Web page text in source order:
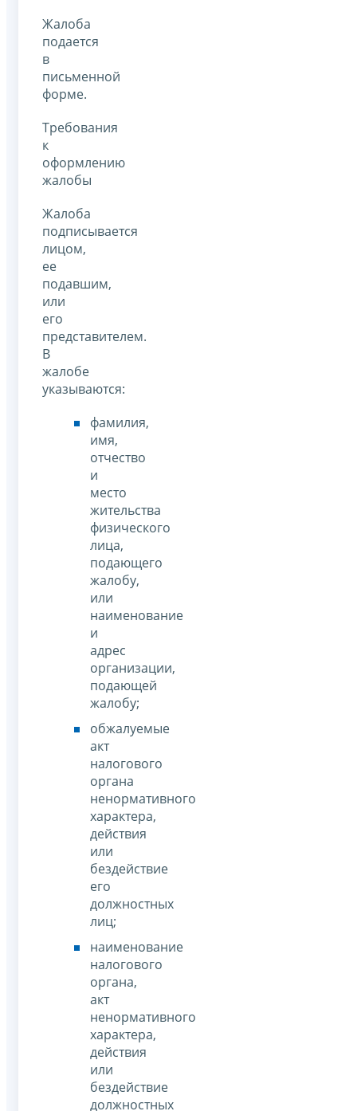
Жалоба
подается
в
письменной
форме.
Требования
к
оформлению
жалобы
Жалоба
подписывается
лицом,
ее
подавшим,
или
его
представителем.
В
жалобе
указываются:
фамилия,
имя,
отчество
и
место
жительства
физического
лица,
подающего
жалобу,
или
наименование
и
адрес
организации,
подающей
жалобу;
обжалуемые
акт
налогового
органа
ненормативного
характера,
действия
или
бездействие
его
должностных
лиц;
наименование
налогового
органа,
акт
ненормативного
характера,
действия
или
бездействие
должностных